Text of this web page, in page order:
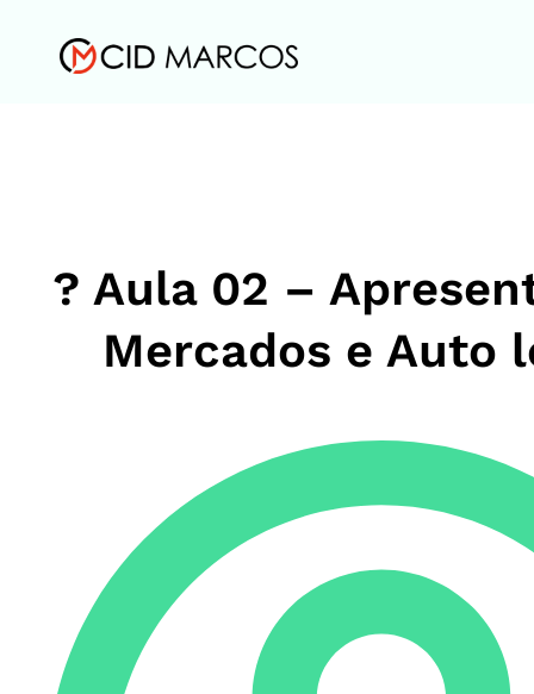
? Aula 02 –
Mercados e Auto